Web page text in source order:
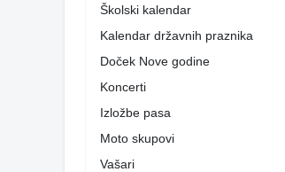
Školski kalendar
Kalendar državnih praznika
Doček Nove godine
Koncerti
Izložbe pasa
Moto skupovi
Vašari